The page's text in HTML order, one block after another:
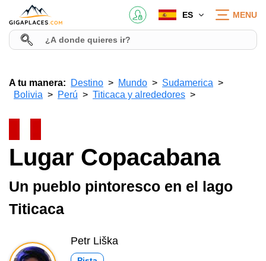
ES MENU
A tu manera: Destino Mundo
Sudamerica
Bolivia
Perú Titicaca y alrededores
Lugar Copacabana
Un pueblo pintoresco en el lago
Titicaca
Petr Liška